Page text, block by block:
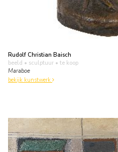
Rudolf Christian Baisch
beeld • sculptuur • te koop
Maraboe
bekijk kunstwerk